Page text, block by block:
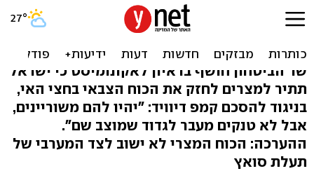
ברק: "נתיר העברת מסוקים
ואלפי חיילים לסיני"
שר הביטחון חושף בראיון לאקונומיסט כי ישראל
תתיר למצרים לחזק את הכוח הצבאי בחצי האי,
בניגוד להסכם קמפ דיוויד: "יהיו להם משוריינים,
אבל לא טנקים מעבר לגדוד שמוצב שם".
ההערכה: הכוח המצרי לא ישוב לצד המערבי של
תעלת סואץ